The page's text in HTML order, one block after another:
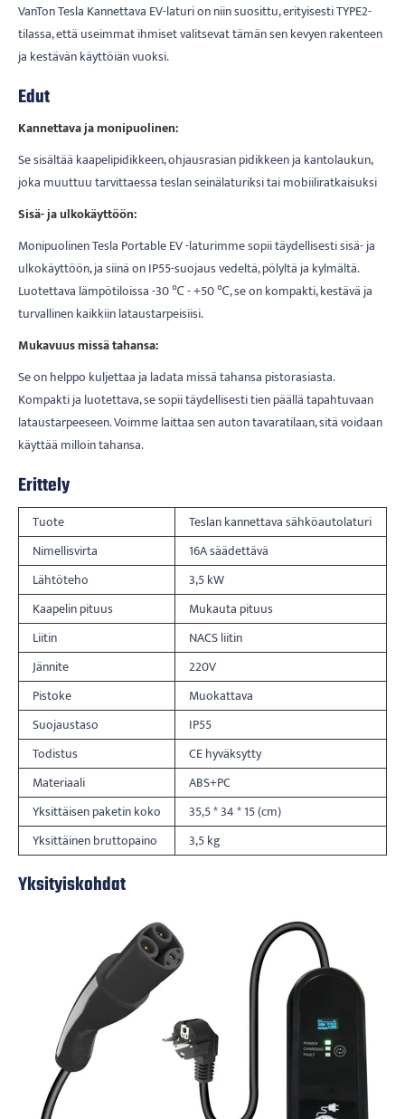
VanTon Tesla Kannettava EV-laturi on niin suosittu, erityisesti TYPE2-
tilassa, että useimmat ihmiset valitsevat tämän sen kevyen rakenteen
ja kestävän käyttöiän vuoksi.
Edut
Kannettava ja monipuolinen:
Se sisältää kaapelipidikkeen, ohjausrasian pidikkeen ja kantolaukun,
joka muuttuu tarvittaessa teslan seinälaturiksi tai mobiiliratkaisuksi
Sisä- ja ulkokäyttöön:
Monipuolinen Tesla Portable EV -laturimme sopii täydellisesti sisä- ja
ulkokäyttöön, ja siinä on IP55-suojaus vedeltä, pölyltä ja kylmältä.
Luotettava lämpötiloissa -30 ℃ - +50 ℃, se on kompakti, kestävä ja
turvallinen kaikkiin lataustarpeisiisi.
Mukavuus missä tahansa:
Se on helppo kuljettaa ja ladata missä tahansa pistorasiasta.
Kompakti ja luotettava, se sopii täydellisesti tien päällä tapahtuvaan
lataustarpeeseen. Voimme laittaa sen auton tavaratilaan, sitä voidaan
käyttää milloin tahansa.
Erittely
Tuote
Teslan kannettava sähköautolaturi
Nimellisvirta
16A säädettävä
Lähtöteho
3,5 kW
Kaapelin pituus
Mukauta pituus
Liitin
NACS liitin
Jännite
220V
Pistoke
Muokattava
Suojaustaso
IP55
Todistus
CE hyväksytty
Materiaali
ABS+PC
Yksittäisen paketin koko
35,5 * 34 * 15 (cm)
Yksittäinen bruttopaino
3,5 kg
Yksityiskohdat